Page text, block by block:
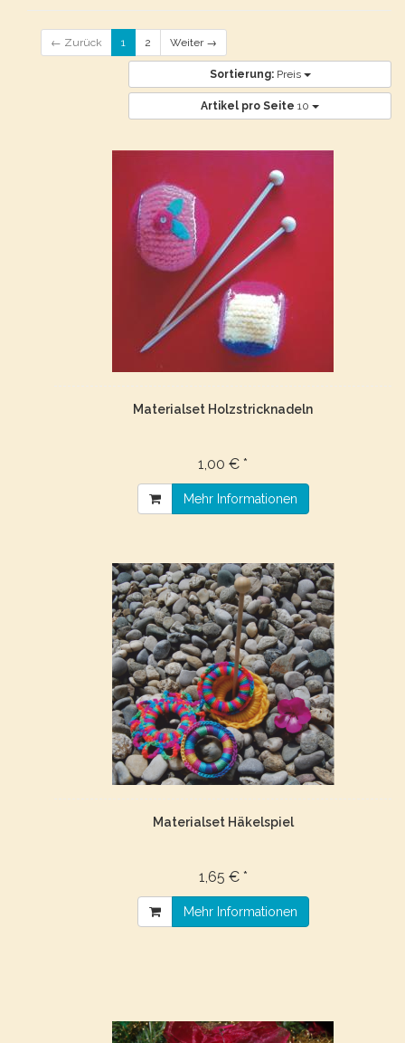
← Zurück 1 2 Weiter →
Sortierung: Preis
Artikel pro Seite 10
Materialset Holzstricknadeln
1,00 € *
Mehr Informationen
Materialset Häkelspiel
1,65 € *
Mehr Informationen